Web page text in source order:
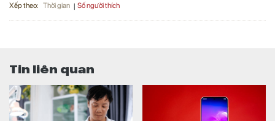
Xếp theo: Thời gian Số người thích
Tin liên quan